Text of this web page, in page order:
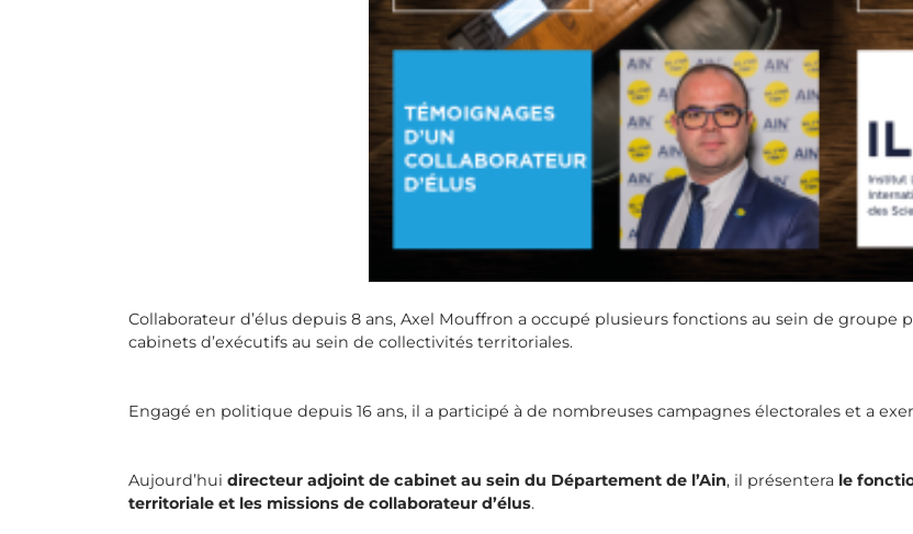
Collaborateur d’élus depuis 8 ans, Axel Mouffron a occupé plusieurs fonctions au sein de
cabinets d’exécutifs au sein de collectivités territoriales.
Engagé en politique depuis 16 ans, il a participé à de nombreuses campagnes électorales et a
Aujourd’hui directeur adjoint de cabinet au sein du Département de l’Ain, il présentera le
territoriale et les missions de collaborateur d’élus.